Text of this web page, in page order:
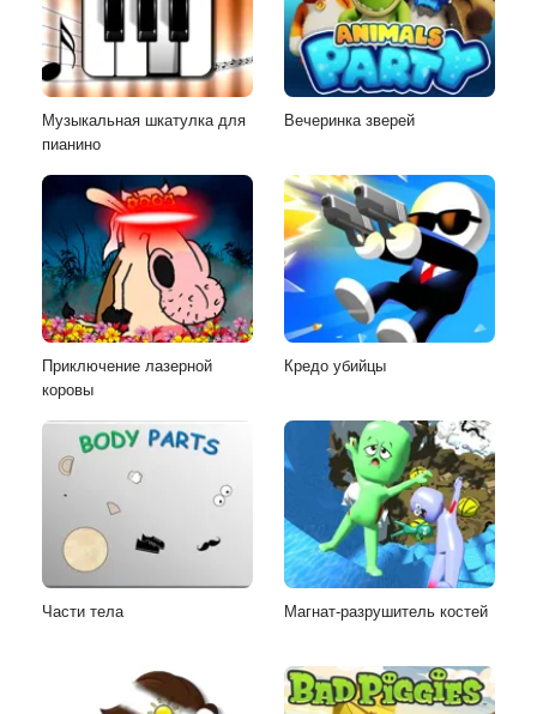
Музыкальная шкатулка для
пианино
Вечеринка зверей
Приключение лазерной
коровы
Кредо убийцы
Части тела Магнат-разрушитель костей